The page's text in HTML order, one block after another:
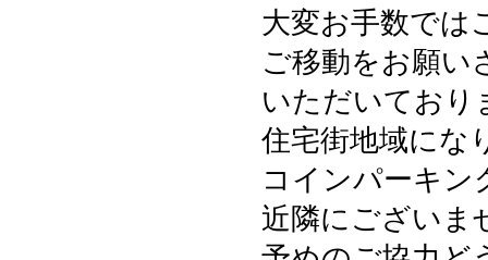
大変お手数では
ご移動をお願い
いただいており
住宅街地域にな
コインパーキン
近隣にございま